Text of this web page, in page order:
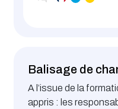
Balisage de
A l’issue de la
appris : les